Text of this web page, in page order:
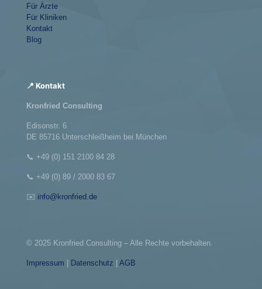
Für Ärzte
Für Kliniken
Kontakt
Blog
📍 Kontakt
Kronfried Consulting
Edisonstr. 6
DE 85716 Unterschleißheim bei München
📞 +49 (0) 151 2100 84 28
📞 +49 (0) 89 / 2000 83 67
✉️ info@kronfried.de
© 2025 Kronfried Consulting – Alle Rechte vorbehalten.
Impressum | Datenschutz | AGB